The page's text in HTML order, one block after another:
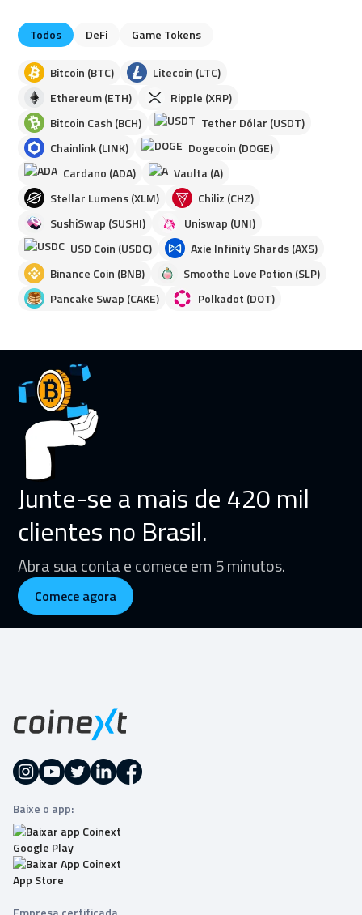
Todos DeFi Game Tokens
Bitcoin (BTC)
Litecoin (LTC)
Ethereum (ETH)
Ripple (XRP)
Bitcoin Cash (BCH)
Tether Dólar (USDT)
Chainlink (LINK)
Dogecoin (DOGE)
Cardano (ADA)
Vaulta (A)
Stellar Lumens (XLM)
Chiliz (CHZ)
SushiSwap (SUSHI)
Uniswap (UNI)
USD Coin (USDC)
Axie Infinity Shards (AXS)
Binance Coin (BNB)
Smoothe Love Potion (SLP)
Pancake Swap (CAKE)
Polkadot (DOT)
Junte-se a mais de 420 mil
clientes no Brasil.
Abra sua conta e comece em 5 minutos.
Comece agora
Baixe o app: